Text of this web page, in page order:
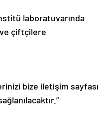
laboratuvarında
ve çiftçilere
bize iletişim sayfası